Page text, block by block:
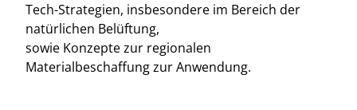
Tech-Strategien, insbesondere im Bereich der
natürlichen Belüftung,
sowie Konzepte zur regionalen
Materialbeschaffung zur Anwendung.